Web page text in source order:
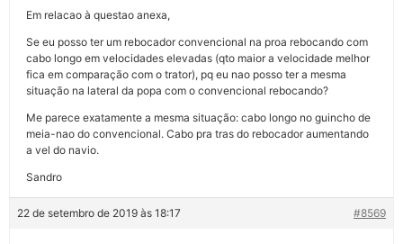
Em relacao à questao anexa,
Se eu posso ter um rebocador convencional na proa rebocando com
cabo longo em velocidades elevadas (qto maior a velocidade melhor
fica em comparação com o trator), pq eu nao posso ter a mesma
situação na lateral da popa com o convencional rebocando?
Me parece exatamente a mesma situação: cabo longo no guincho de
meia-nao do convencional. Cabo pra tras do rebocador aumentando
a vel do navio.
Sandro
22 de setembro de 2019 às 18:17 #8569